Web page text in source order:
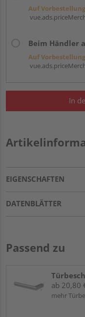
Auf
Beim Händler
Auf
In
EIGENSCHAFTEN
DATENBLÄTTER
Passend zu
ab 20,80
mehr